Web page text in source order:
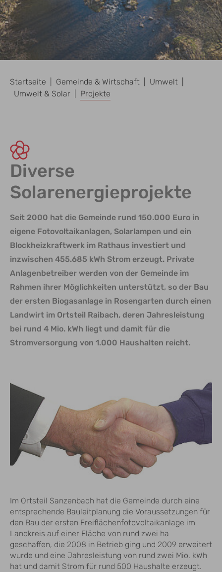
Startseite
Gemeinde & Wirtschaft
Umwelt
Umwelt & Solar
Projekte
Diverse
Solarenergieprojekte
Seit 2000 hat die Gemeinde rund 150.000 Euro in
eigene Fotovoltaikanlagen, Solarlampen und ein
Blockheizkraftwerk im Rathaus investiert und
inzwischen 455.685 kWh Strom erzeugt. Private
Anlagenbetreiber werden von der Gemeinde im
Rahmen ihrer Möglichkeiten unterstützt, so der Bau
der ersten Biogasanlage in Rosengarten durch einen
Landwirt im Ortsteil Raibach, deren Jahresleistung
bei rund 4 Mio. kWh liegt und damit für die
Stromversorgung von 1.000 Haushalten reicht.
Im Ortsteil Sanzenbach hat die Gemeinde durch eine
entsprechende Bauleitplanung die Voraussetzungen für
den Bau der ersten Freiflächenfotovoltaikanlage im
Landkreis auf einer Fläche von rund zwei ha
geschaffen, die 2008 in Betrieb ging und 2009 erweitert
wurde und eine Jahresleistung von rund zwei Mio. kWh
hat und damit Strom für rund 500 Haushalte erzeugt.